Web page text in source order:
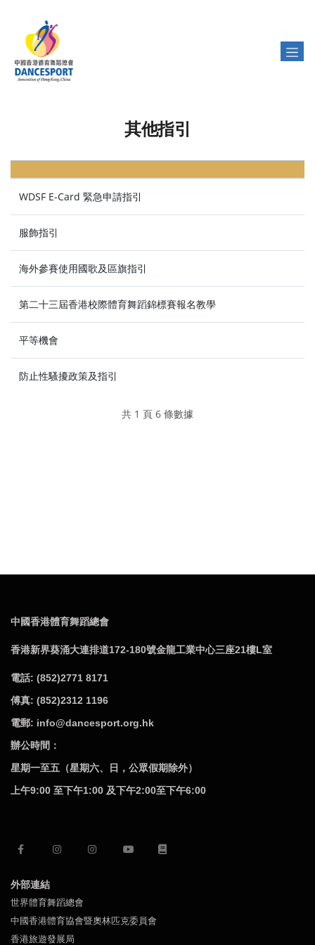
其他指引
WDSF E-Card 緊急申請指引
服飾指引
海外參賽使用國歌及區旗指引
第二十三屆香港校際體育舞蹈錦標賽報名教學
平等機會
防止性騷擾政策及指引
共 1 頁 6 條數據
中國香港體育舞蹈總會
香港新界葵涌大連排道172-180號金龍工業中心三座21樓L室
電話: (852)2771 8171
傅真: (852)2312 1196
電郵: info@dancesport.org.hk
辦公時間：
星期一至五（星期六、日，公眾假期除外）
上午9:00 至下午1:00 及下午2:00至下午6:00
外部連結
世界體育舞蹈總會
中國香港體育協會暨奧林匹克委員會
香港旅遊發展局